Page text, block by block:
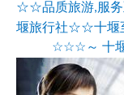
☆☆品质旅游,服
堰旅行社☆☆十堰
☆☆☆～ 十